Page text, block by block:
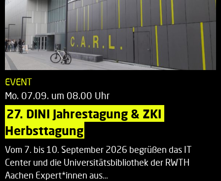
EVENT
Mo. 07.09. um 08.00 Uhr
27. DINI Jahrestagung & ZKI
Herbsttagung
Vom 7. bis 10. September 2026 begrüßen das IT
Center und die Universitätsbibliothek der RWTH
Aachen Expert*innen aus…